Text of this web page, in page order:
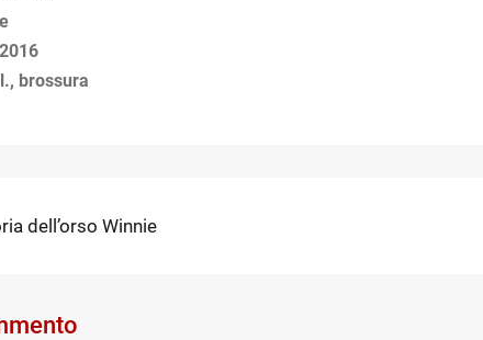
2016
brossura
dell’orso Winnie